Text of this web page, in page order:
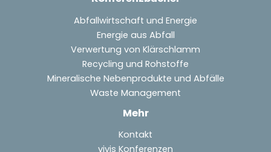
Abfallwirtschaft und Energie
Energie aus Abfall
Verwertung von Klärschlamm
Recycling und Rohstoffe
Mineralische Nebenprodukte und Abfälle
Waste Management
Mehr
Kontakt
vivis Konferenzen